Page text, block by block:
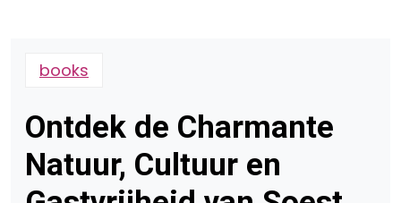
books
Ontdek de Charmante
Natuur, Cultuur en